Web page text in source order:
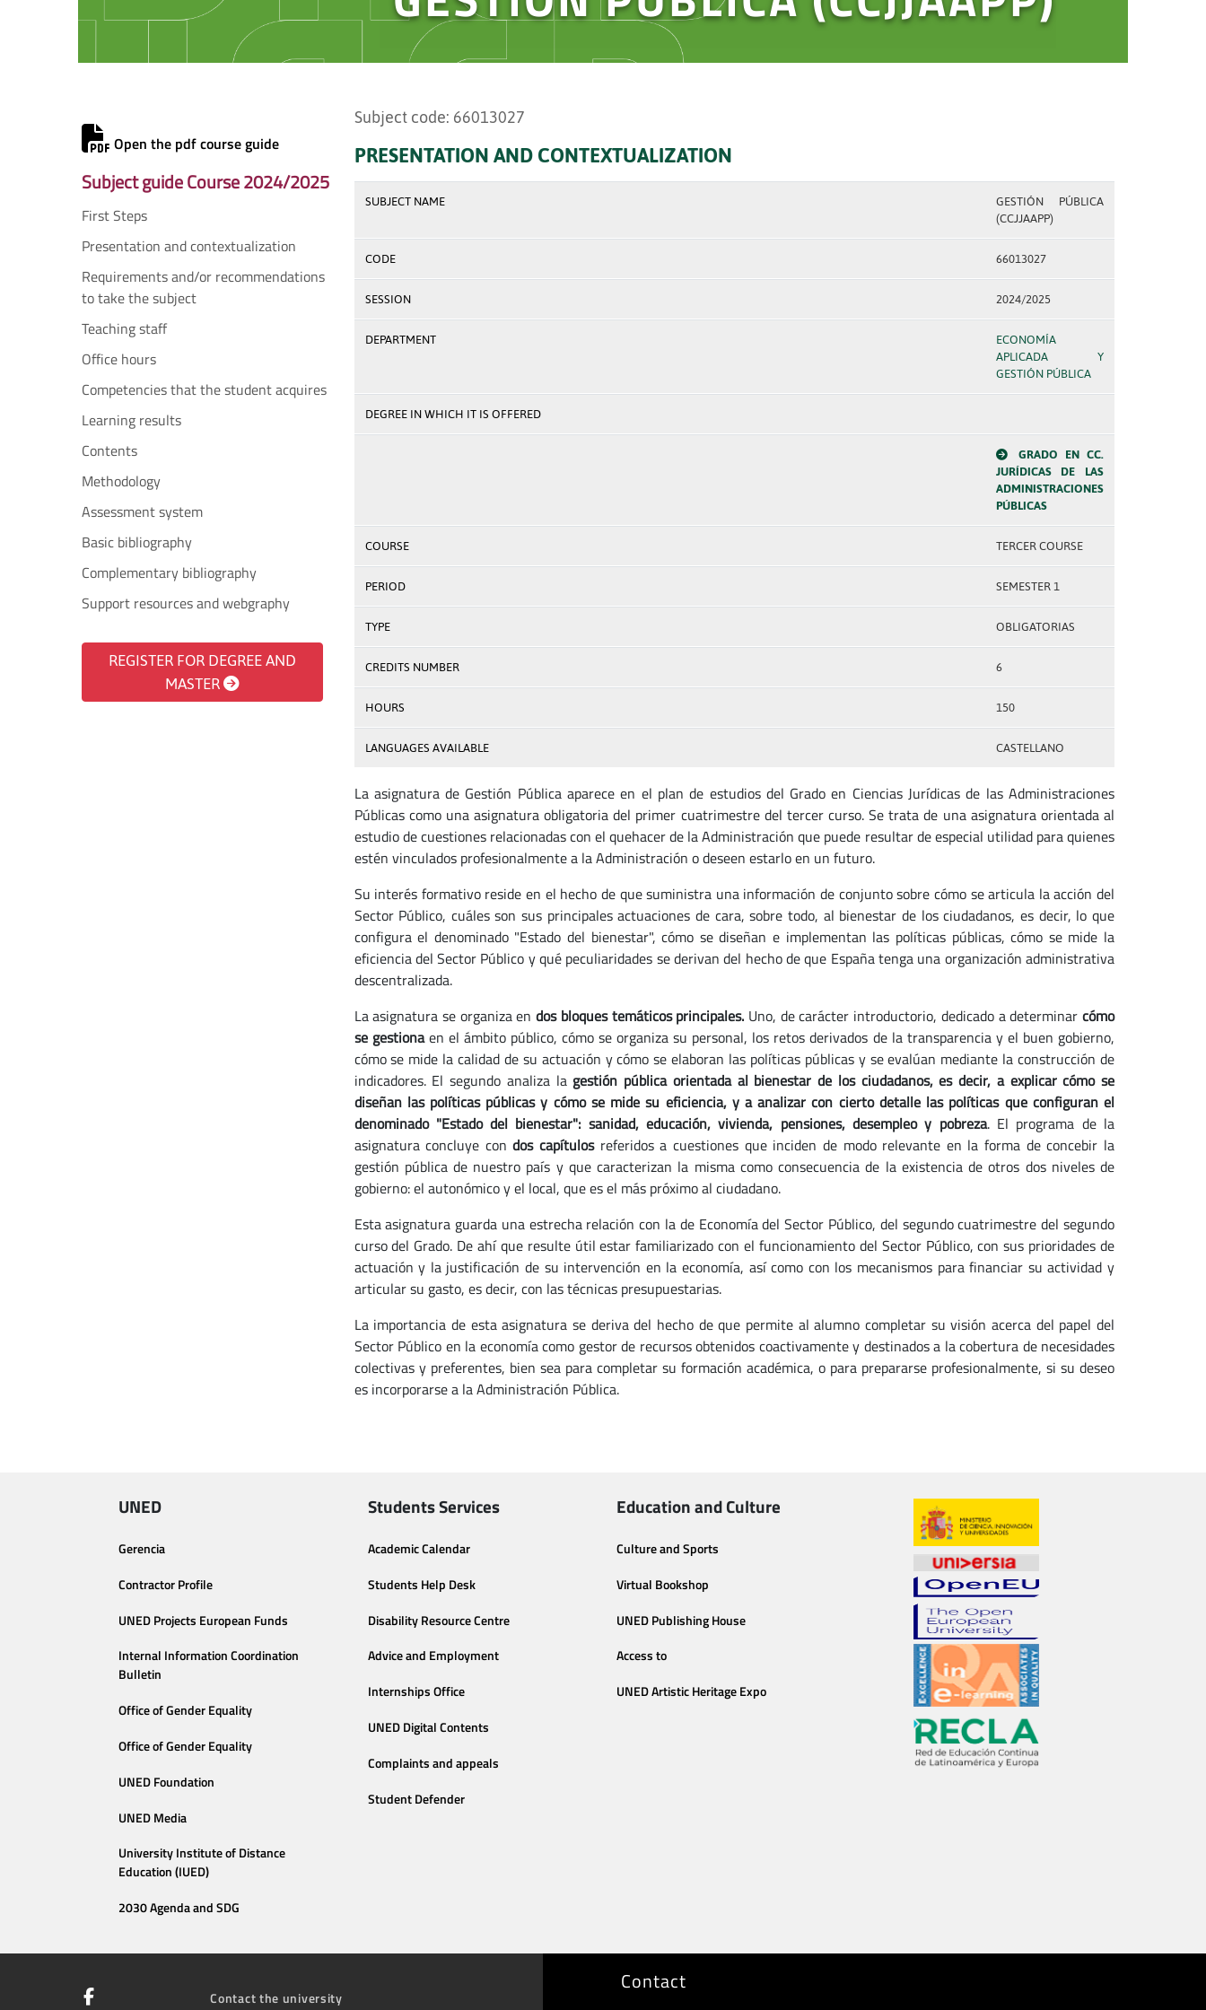
Open the pdf course guide
Subject guide Course 2024/2025
First Steps
Presentation and contextualization
Requirements and/or recommendations
to take the subject
Teaching staff
Office hours
Competencies that the student acquires
Learning results
Contents
Methodology
Assessment system
Basic bibliography
Complementary bibliography
Support resources and webgraphy
REGISTER FOR DEGREE AND
MASTER
Subject code: 66013027
PRESENTATION AND CONTEXTUALIZATION
SUBJECT NAME
GESTIÓN PÚBLICA
(CCJJAAPP)
CODE 66013027
SESSION 2024/2025
DEPARTMENT
ECONOMÍA
APLICADA Y
GESTIÓN PÚBLICA
DEGREE IN WHICH IT IS OFFERED
GRADO EN CC.
JURÍDICAS DE LAS
ADMINISTRACIONES
PÚBLICAS
COURSE TERCER COURSE
PERIOD SEMESTER 1
TYPE OBLIGATORIAS
CREDITS NUMBER 6
HOURS 150
LANGUAGES AVAILABLE CASTELLANO
La asignatura de Gestión Pública aparece en el plan de estudios del Grado en Ciencias Jurídicas de las Administraciones
Públicas como una asignatura obligatoria del primer cuatrimestre del tercer curso. Se trata de una asignatura orientada al
estudio de cuestiones relacionadas con el quehacer de la Administración que puede resultar de especial utilidad para quienes
estén vinculados profesionalmente a la Administración o deseen estarlo en un futuro.
Su interés formativo reside en el hecho de que suministra una información de conjunto sobre cómo se articula la acción del
Sector Público, cuáles son sus principales actuaciones de cara, sobre todo, al bienestar de los ciudadanos, es decir, lo que
configura el denominado "Estado del bienestar", cómo se diseñan e implementan las políticas públicas, cómo se mide la
eficiencia del Sector Público y qué peculiaridades se derivan del hecho de que España tenga una organización administrativa
descentralizada.
La asignatura se organiza en dos bloques temáticos principales. Uno, de carácter introductorio, dedicado a determinar cómo
se gestionaen el ámbito público, cómo se organiza su personal, los retos derivados de la transparencia y el buen gobierno,
cómo se mide la calidad de su actuación y cómo se elaboran las políticas públicas y se evalúan mediante la construcción de
indicadores. El segundo analiza lagestión pública orientada al bienestar de los ciudadanos, es decir, a explicar cómo se
diseñan las políticas públicas y cómo se mide su eficiencia, y a analizar con cierto detalle las políticas que configuran el
denominado "Estado del bienestar": sanidad, educación, vivienda, pensiones, desempleo y pobreza. El programa de la
asignatura concluye condos capítulosreferidos a cuestiones que inciden de modo relevante en la forma de concebir la
gestión pública de nuestro país y que caracterizan la misma como consecuencia de la existencia de otros dos niveles de
gobierno: el autonómico y el local, que es el más próximo al ciudadano.
Esta asignatura guarda una estrecha relación con la de Economía del Sector Público, del segundo cuatrimestre del segundo
curso del Grado. De ahí que resulte útil estar familiarizado con el funcionamiento del Sector Público, con sus prioridades de
actuación y la justificación de su intervención en la economía, así como con los mecanismos para financiar su actividad y
articular su gasto, es decir, con las técnicas presupuestarias.
La importancia de esta asignatura se deriva del hecho de que permite al alumno completar su visión acerca del papel del
Sector Público en la economía como gestor de recursos obtenidos coactivamente y destinados a la cobertura de necesidades
colectivas y preferentes, bien sea para completar su formación académica, o para prepararse profesionalmente, si su deseo
es incorporarse a la Administración Pública.
UNED
Gerencia
Contractor Profile
UNED Projects European Funds
Internal Information Coordination
Bulletin
Office of Gender Equality
Office of Gender Equality
UNED Foundation
UNED Media
University Institute of Distance
Education (IUED)
2030 Agenda and SDG
Students Services
Academic Calendar
Students Help Desk
Disability Resource Centre
Advice and Employment
Internships Office
UNED Digital Contents
Complaints and appeals
Student Defender
Education and Culture
Culture and Sports
Virtual Bookshop
UNED Publishing House
Access to
UNED Artistic Heritage Expo
Contact the university
Contact